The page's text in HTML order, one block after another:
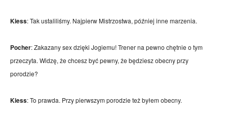
Kiess: Tak ustaliliśmy. Najpierw Mistrzostwa, później inne marzenia.
Pocher: Zakazany sex dzięki Jogiemu! Trener na pewno chętnie o tym
przeczyta. Widzę, że chcesz być pewny, że będziesz obecny przy
porodzie?
Kiess: To prawda. Przy pierwszym porodzie też byłem obecny.